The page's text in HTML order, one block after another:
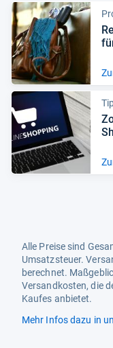
Alle Preise sind
Umsatzsteuer.
berechnet.
Versandkosten, die
Kaufes anbietet.
Mehr Infos dazu in